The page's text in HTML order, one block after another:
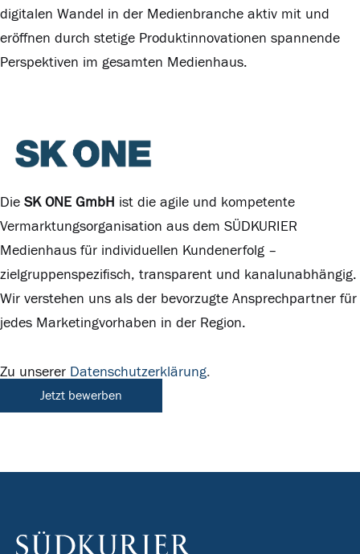
digitalen Wandel in der Medienbranche aktiv mit und
eröffnen durch stetige Produktinnovationen spannende
Perspektiven im gesamten Medienhaus.
Die SK ONE GmbH ist die agile und kompetente
Vermarktungsorganisation aus dem SÜDKURIER
Medienhaus für individuellen Kundenerfolg –
zielgruppenspezifisch, transparent und kanalunabhängig.
Wir verstehen uns als der bevorzugte Ansprechpartner für
jedes Marketingvorhaben in der Region.
Zu unserer Datenschutzerklärung.
Jetzt bewerben